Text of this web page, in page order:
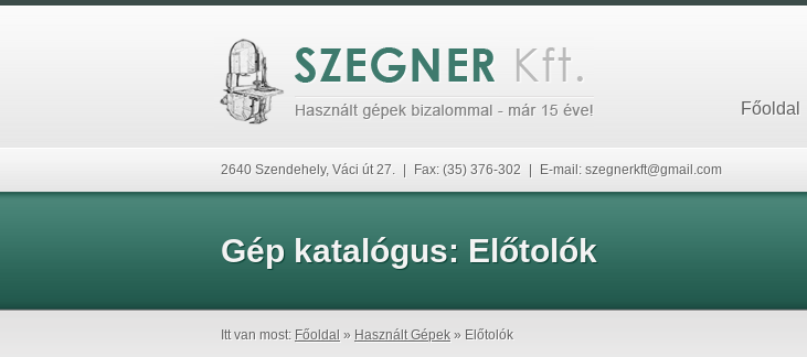
Főoldal
2640 Szendehely, Váci út 27. Fax: (35) 376-302 E-mail: szegnerkft@gmail.com
Gép katalógus: Előtolók
Itt van most: Főoldal » Használt Gépek » Előtolók